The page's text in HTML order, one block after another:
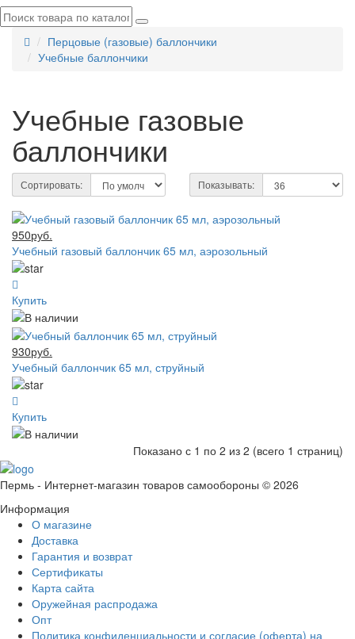
Перцовые (газовые) баллончики
Учебные баллончики
Учебные газовые
баллончики
Сортировать: Показывать:
950руб.
Учебный газовый баллончик 65 мл, аэрозольный
Купить
930руб.
Учебный баллончик 65 мл, струйный
Купить
Показано с 1 по 2 из 2 (всего 1 страниц)
Пермь - Интернет-магазин товаров самообороны © 2026
Информация
О магазине
Доставка
Гарантия и возврат
Сертификаты
Карта сайта
Оружейная распродажа
Опт
Политика конфиденциальности и согласие (оферта) на